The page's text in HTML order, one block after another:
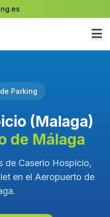
Parking
(Malaga)
de Málaga
de Caserio Hospicio,
en el Aeropuerto de